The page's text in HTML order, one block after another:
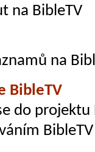
na BibleTV
na
BibleTV
do
BibleTV